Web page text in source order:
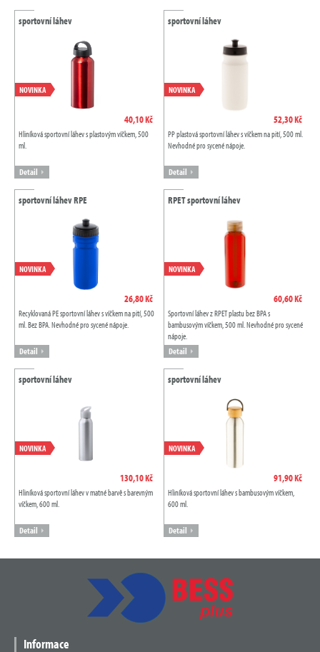
sportovní láhev
NOVINKA
40,10 Kč
Hliníková sportovní láhev s plastovým víčkem, 500
ml.
Detail
sportovní láhev
NOVINKA
52,30 Kč
PP plastová sportovní láhev s víčkem na pití, 500 ml.
Nevhodné pro sycené nápoje.
Detail
sportovní láhev RPE
NOVINKA
26,80 Kč
Recyklovaná PE sportovní láhev s víčkem na pití, 500
ml. Bez BPA. Nevhodné pro sycené nápoje.
Detail
RPET sportovní láhev
NOVINKA
60,60 Kč
Sportovní láhev z RPET plastu bez BPA s
bambusovým víčkem, 500 ml. Nevhodné pro sycené
nápoje.
Detail
sportovní láhev
NOVINKA
130,10 Kč
Hliníková sportovní láhev v matné barvě s barevným
víčkem, 600 ml.
Detail
sportovní láhev
NOVINKA
91,90 Kč
Hliníková sportovní láhev s bambusovým víčkem,
600 ml.
Detail
Informace